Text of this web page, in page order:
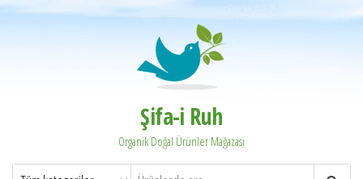
Şifa-i Ruh
Organik Doğal Ürünler Mağazası